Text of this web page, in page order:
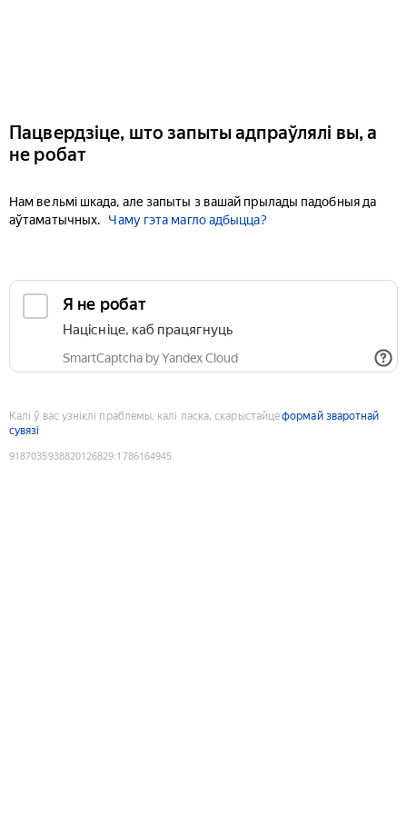
Пацвердзіце, што запыты адпраўлялі вы, а
не робат
Нам вельмі шкада, але запыты з вашай прылады падобныя да
аўтаматычных.
Чаму гэта магло адбыцца?
Я не робат
Націсніце, каб працягнуць
SmartCaptcha by Yandex Cloud
Калі ў вас узніклі праблемы, калі ласка, скарыстайцеформай зваротнай
сувязі
9187035938820126829:1786164945